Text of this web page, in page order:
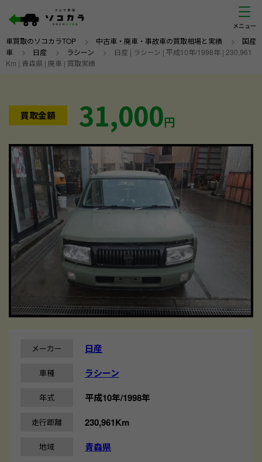
車買取のソコカラTOP > 中古車・廃車・事故車の買取相場と実績 > 国産
車 > 日産 > ラシーン >
日産 | ラシーン | 平成10年/1998年 | 230,961
Km | 青森県 | 廃車 | 買取実績
買取金額 31,000円
メーカー 日産
車種 ラシーン
年式 平成10年/1998年
走行距離 230,961Km
地域 青森県